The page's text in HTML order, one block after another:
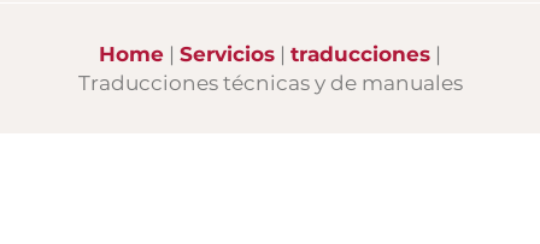
Home Servicios
traducciones
Traducciones técnicas y de manuales